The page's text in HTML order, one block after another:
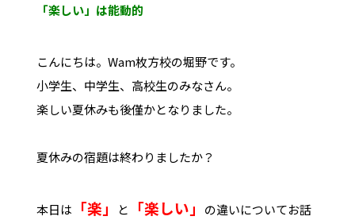
「楽しい」は能動的
こんにちは。Wam枚方校の堀野です。
小学生、中学生、高校生のみなさん。
楽しい夏休みも後僅かとなりました。
夏休みの宿題は終わりましたか？
本日は 「楽」 と 「楽しい」
の違いについてお話